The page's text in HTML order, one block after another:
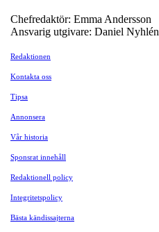
Chefredaktör: Emma Andersson
Ansvarig utgivare: Daniel Nyhlén
Redaktionen
Kontakta oss
Tipsa
Annonsera
Vår historia
Sponsrat innehåll
Redaktionell policy
Integritetspolicy
Bästa kändissajterna